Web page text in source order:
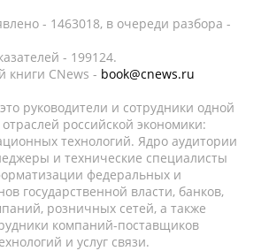
- 1463018, в очереди разбора -
- 199124.
книги CNews - book@cnews.ru
руководители и сотрудники одной
российской экономики:
технологий. Ядро аудитории
и технические специалисты
федеральных и
государственной власти, банков,
розничных сетей, а также
компаний-поставщиков
и услуг связи.